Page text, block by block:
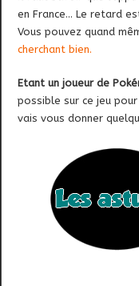
en France… Le retard
Vous pouvez quand
cherchant bien.
Etant un joueur de
possible sur ce jeu
vais vous donner